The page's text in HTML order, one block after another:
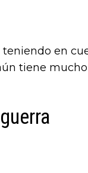
en
tiene